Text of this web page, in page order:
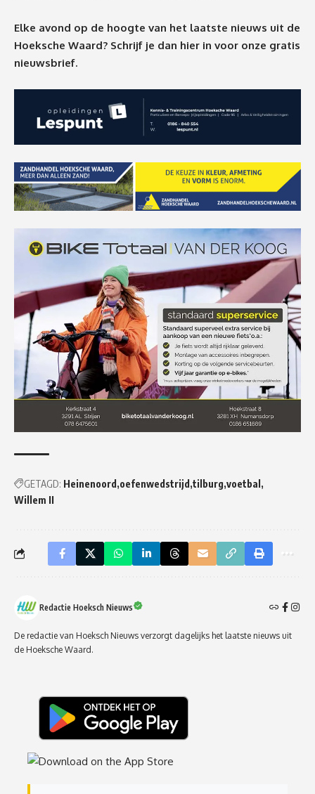
Elke avond op de hoogte van het laatste nieuws uit de
Hoeksche Waard? Schrijf je dan hier in voor onze gratis
nieuwsbrief.
GETAGD: Heinenoord oefenwedstrijd tilburg voetbal
Willem II
Redactie Hoeksch Nieuws
De redactie van Hoeksch Nieuws verzorgt dagelijks het laatste nieuws uit
de Hoeksche Waard.